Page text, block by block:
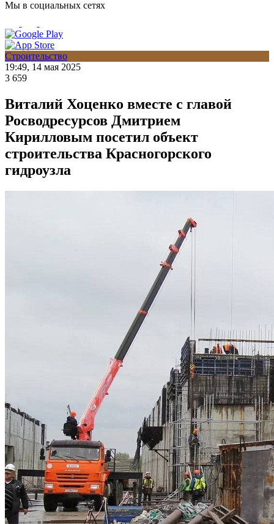
Мы в социальных сетях
Строительство
19:49, 14 мая 2025
3 659
Виталий Хоценко вместе с главой
Росводресурсов Дмитрием
Кирилловым посетил объект
строительства Красногорского
гидроузла